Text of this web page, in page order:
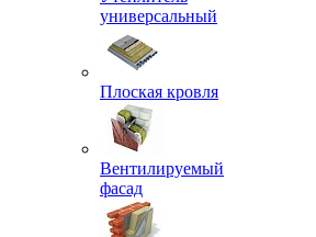
универсальный
Плоская кровля
Вентилируемый
фасад